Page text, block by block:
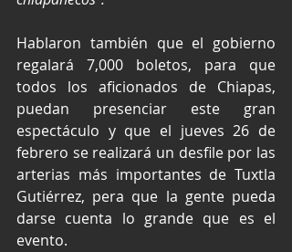
Hablaron también que el gobierno
regalará 7,000 boletos, para que
todos los aficionados de Chiapas,
puedan presenciar este gran
espectáculo y que el jueves 26 de
febrero se realizará un desfile por las
arterias más importantes de Tuxtla
Gutiérrez, pera que la gente pueda
darse cuenta lo grande que es el
evento.